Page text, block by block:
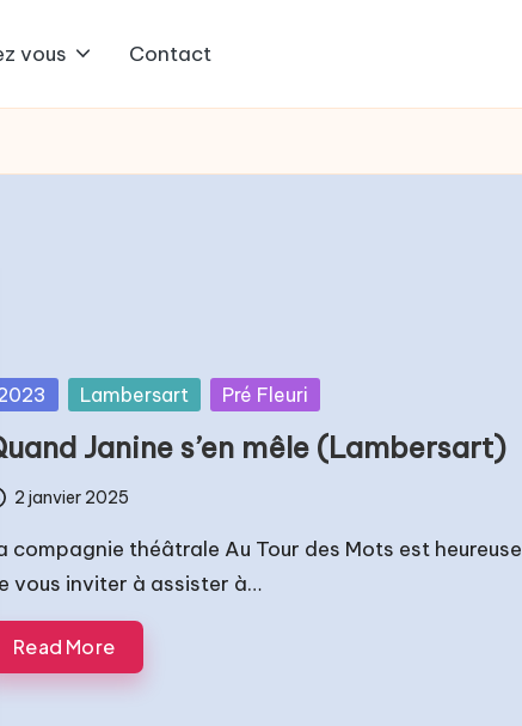
vous Contact
Lambersart Pré Fleuri
Janine s’en mêle (Lambersart)
2 janvier 2025
compagnie théâtrale Au Tour des Mots est heureuse
vous inviter à assister à…
Read More